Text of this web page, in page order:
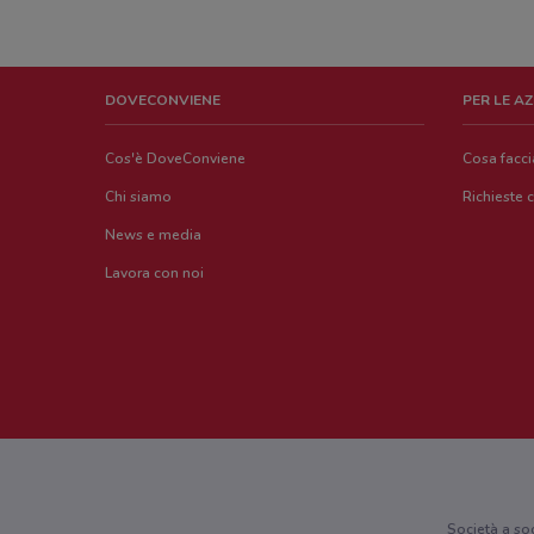
DOVECONVIENE
Cos'è DoveConviene
Chi siamo
News e media
Lavora con noi
PER LE
Cosa
Richieste
Società a